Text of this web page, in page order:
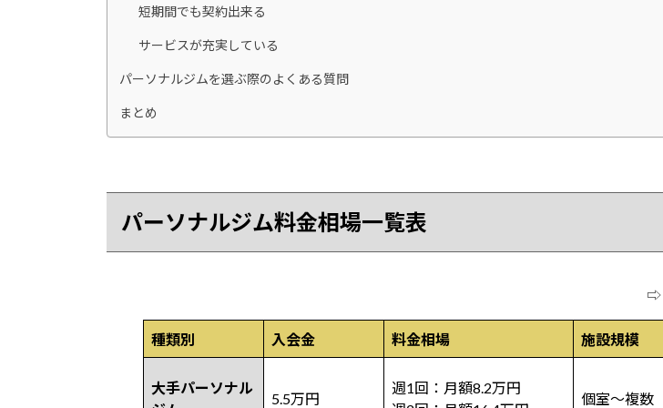
短期間でも契約出来る
サービスが充実している
パーソナルジムを選ぶ際のよくある質問
まとめ
パーソナルジム料金相場一覧表
⇨
種類別 入会金 料金相場 施設規模
大手パーソナル
5.5万円
週1回：月額8.2万円
個室〜複数